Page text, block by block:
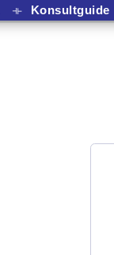
⟛ Konsultguide